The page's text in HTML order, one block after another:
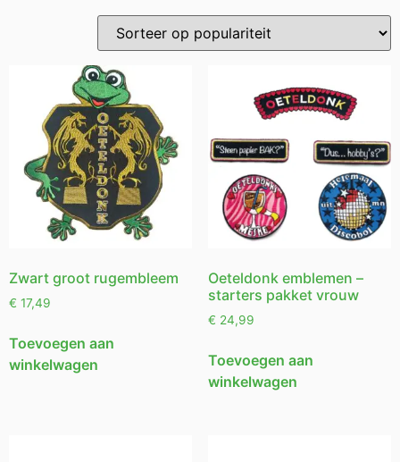
Zwart groot rugembleem
€ 17,49
Toevoegen aan
winkelwagen
Oeteldonk emblemen –
starters pakket vrouw
€ 24,99
Toevoegen aan
winkelwagen